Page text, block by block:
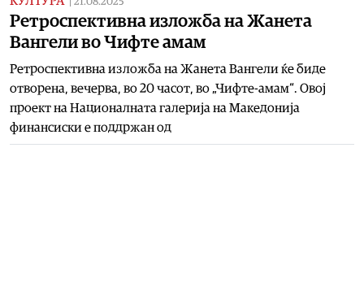
Ретроспективна изложба на Жанета
Вангели во Чифте амам
Ретроспективна изложба на Жанета Вангели ќе биде
отворена, вечерва, во 20 часот, во „Чифте-амам“. Овој
проект на Националната галерија на Македонија
финансиски е поддржан од